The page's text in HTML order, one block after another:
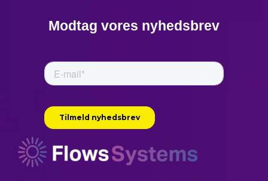
Modtag vores nyhedsbrev